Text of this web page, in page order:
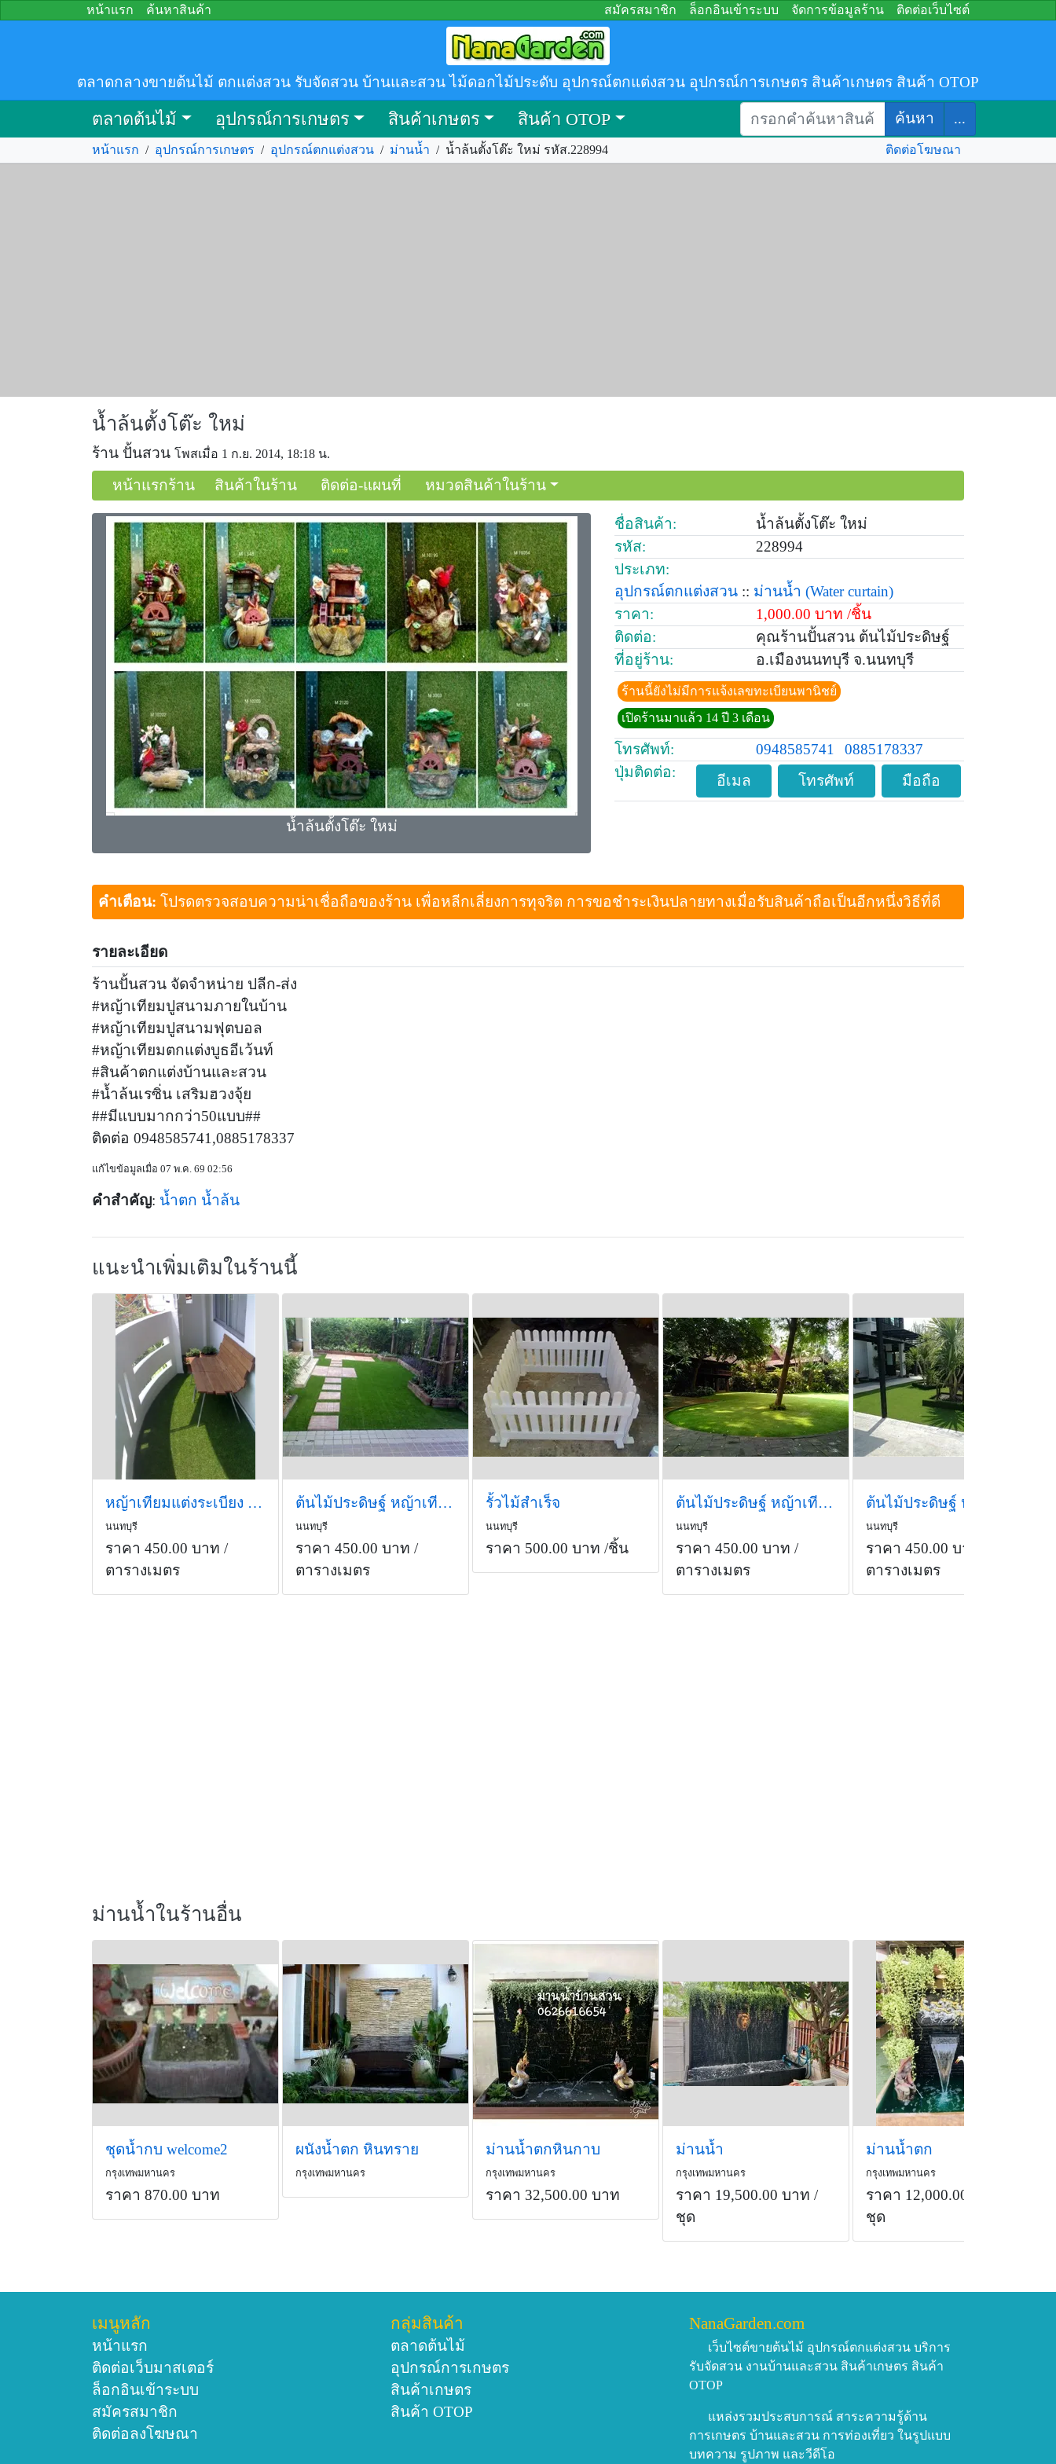
หน้าแรก ค้นหาสินค้า สมัครสมาชิก ล็อกอินเข้าระบบ จัดการข้อมูลร้าน ติดต่อเว็บไซต์
ตลาดกลางขายต้นไม้ ตกแต่งสวน รับจัดสวน บ้านและสวน ไม้ดอกไม้ประดับ อุปกรณ์ตกแต่งสวน อุปกรณ์การเกษตร สินค้าเกษตร สินค้า OTOP
ตลาดต้นไม้ อุปกรณ์การเกษตร สินค้าเกษตร สินค้า OTOP ค้นหา ...
หน้าแรก / อุปกรณ์การเกษตร / อุปกรณ์ตกแต่งสวน / ม่านน้ำ / น้ำล้นตั้งโต๊ะ ใหม่ รหัส.228994 ติดต่อโฆษณา
น้ำล้นตั้งโต๊ะ ใหม่
ร้าน ปั้นสวน โพสเมื่อ 1 ก.ย. 2014, 18:18 น.
หน้าแรกร้าน สินค้าในร้าน ติดต่อ-แผนที่ หมวดสินค้าในร้าน
น้ำล้นตั้งโต๊ะ ใหม่
ชื่อสินค้า:
น้ำล้นตั้งโต๊ะ ใหม่
รหัส:
228994
ประเภท:
อุปกรณ์ตกแต่งสวน :: ม่านน้ำ (Water curtain)
ราคา:
1,000.00 บาท /ชิ้น
ติดต่อ:
คุณร้านปั้นสวน ต้นไม้ประดิษฐ์
ที่อยู่ร้าน:
อ.เมืองนนทบุรี จ.นนทบุรี
ร้านนี้ยังไม่มีการแจ้งเลขทะเบียนพานิชย์
เปิดร้านมาแล้ว 14 ปี 3 เดือน
โทรศัพท์: 0948585741
0885178337
ปุ่มติดต่อ:
อีเมล โทรศัพท์ มือถือ
คำเตือน: โปรดตรวจสอบความน่าเชื่อถือของร้าน เพื่อหลีกเลี่ยงการทุจริต การขอชำระเงินปลายทางเมื่อรับสินค้าถือเป็นอีกหนึ่งวิธีที่ดี
รายละเอียด
ร้านปั้นสวน จัดจำหน่าย ปลีก-ส่ง
#หญ้าเทียมปูสนามภายในบ้าน
#หญ้าเทียมปูสนามฟุตบอล
#หญ้าเทียมตกแต่งบูธอีเว้นท์
#สินค้าตกแต่งบ้านและสวน
#น้ำล้นเรซิ่น เสริมฮวงจุ้ย
##มีแบบมากกว่า50แบบ##
ติดต่อ 0948585741,0885178337
แก้ไขข้อมูลเมื่อ 07 พ.ค. 69 02:56
คำสำคัญ: น้ำตก น้ำล้น
แนะนำเพิ่มเติมในร้านนี้
หญ้าเทียมแต่งระเบียง (ตัวอย่าง)
นนทบุรี
ราคา 450.00 บาท /
ตารางเมตร
ต้นไม้ประดิษฐ์ หญ้าเทียมปูสนาม
นนทบุรี
ราคา 450.00 บาท /
ตารางเมตร
รั้วไม้สำเร็จ
นนทบุรี
ราคา 500.00 บาท /ชิ้น
ต้นไม้ประดิษฐ์ หญ้าเทียมปูสนาม
นนทบุรี
ราคา 450.00 บาท /
ตารางเมตร
นนทบุรี
ราคา 450.00 บาท
ตารางเมตร
ม่านน้ำในร้านอื่น
ชุดน้ำกบ welcome2
กรุงเทพมหานคร
ราคา 870.00 บาท
ผนังน้ำตก หินทราย
กรุงเทพมหานคร
ม่านน้ำตกหินกาบ
กรุงเทพมหานคร
ราคา 32,500.00 บาท
ม่านน้ำ
กรุงเทพมหานคร
ราคา 19,500.00 บาท /
ชุด
ม่านน้ำตก
กรุงเทพมหานคร
ราคา 12,000.00 บาท
ชุด
เมนูหลัก
หน้าแรก
ติดต่อเว็บมาสเตอร์
ล็อกอินเข้าระบบ
สมัครสมาชิก
ติดต่อลงโฆษณา
กลุ่มสินค้า
ตลาดต้นไม้
อุปกรณ์การเกษตร
สินค้าเกษตร
สินค้า OTOP
NanaGarden.com
เว็บไซต์ขายต้นไม้ อุปกรณ์ตกแต่งสวน บริการ
รับจัดสวน งานบ้านและสวน สินค้าเกษตร สินค้า
OTOP
แหล่งรวมประสบการณ์ สาระความรู้ด้าน
การเกษตร บ้านและสวน การท่องเที่ยว ในรูปแบบ
บทความ รูปภาพ และวีดีโอ